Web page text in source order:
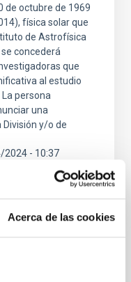
Acerca de las cookies
de octubre de 1969
física solar que
de Astrofísica
concederá
que
al estudio
persona
una
y/o de
2024 - 10:37